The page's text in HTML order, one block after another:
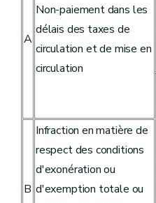
A
Non-paiement dans les
délais des taxes de
circulation et de mise en
circulation
B
Infraction en matière de
respect des conditions
d'exonération ou
d'exemption totale ou